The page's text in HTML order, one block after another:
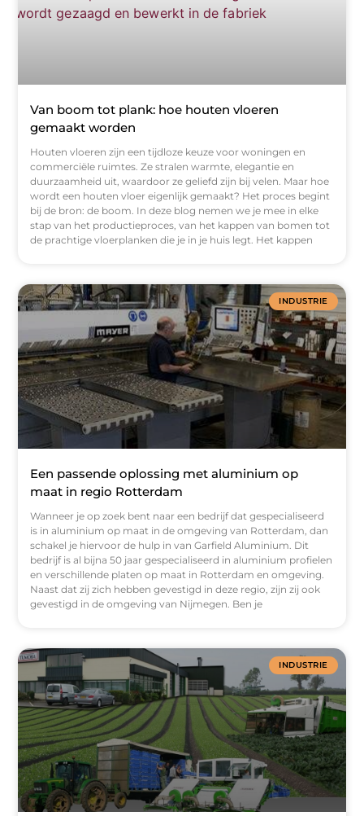
Van boom tot plank: hoe houten vloeren
gemaakt worden
Houten vloeren zijn een tijdloze keuze voor woningen en
commerciële ruimtes. Ze stralen warmte, elegantie en
duurzaamheid uit, waardoor ze geliefd zijn bij velen. Maar hoe
wordt een houten vloer eigenlijk gemaakt? Het proces begint
bij de bron: de boom. In deze blog nemen we je mee in elke
stap van het productieproces, van het kappen van bomen tot
de prachtige vloerplanken die je in je huis legt. Het kappen
INDUSTRIE
Een passende oplossing met aluminium op
maat in regio Rotterdam
Wanneer je op zoek bent naar een bedrijf dat gespecialiseerd
is in aluminium op maat in de omgeving van Rotterdam, dan
schakel je hiervoor de hulp in van Garfield Aluminium. Dit
bedrijf is al bijna 50 jaar gespecialiseerd in aluminium profielen
en verschillende platen op maat in Rotterdam en omgeving.
Naast dat zij zich hebben gevestigd in deze regio, zijn zij ook
gevestigd in de omgeving van Nijmegen. Ben je
INDUSTRIE